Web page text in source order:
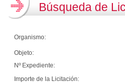
Búsqueda de
Organismo:
Objeto:
Nº Expediente:
Importe de la Licitación: